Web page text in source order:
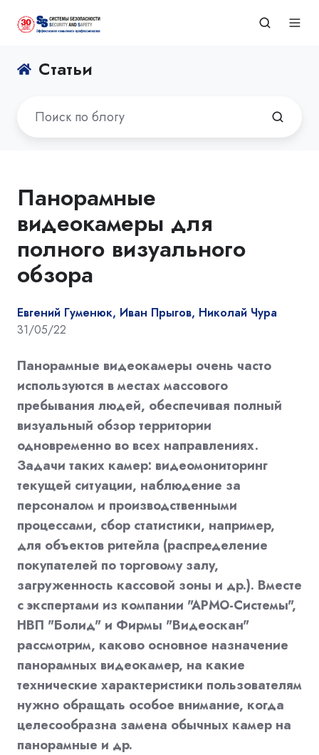
Статьи
Панорамные
видеокамеры для
полного визуального
обзора
Евгений Гуменюк, Иван Прыгов, Николай Чура
31/05/22
Панорамные видеокамеры очень часто
используются в местах массового
пребывания людей, обеспечивая полный
визуальный обзор территории
одновременно во всех направлениях.
Задачи таких камер: видеомониторинг
текущей ситуации, наблюдение за
персоналом и производственными
процессами, сбор статистики, например,
для объектов ритейла (распределение
покупателей по торговому залу,
загруженность кассовой зоны и др.). Вместе
с экспертами из компании "АРМО-Системы",
НВП "Болид" и Фирмы "Видеоскан"
рассмотрим, каково основное назначение
панорамных видеокамер, на какие
технические характеристики пользователям
нужно обращать особое внимание, когда
целесообразна замена обычных камер на
панорамные и др.